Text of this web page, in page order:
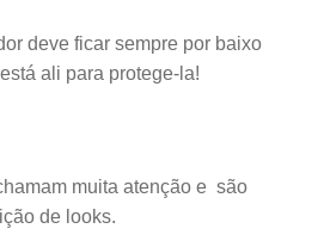
deve ficar sempre por baixo
ali para protege-la!
muita atenção e são
de looks.